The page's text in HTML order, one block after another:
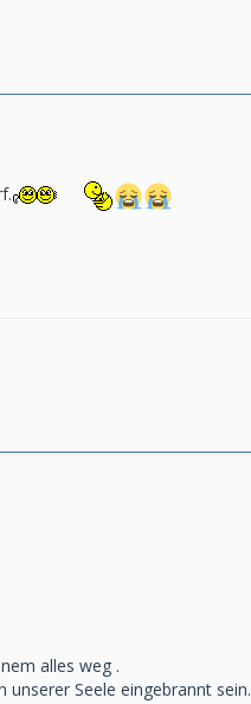
alles weg .
Seele eingebrannt sein.